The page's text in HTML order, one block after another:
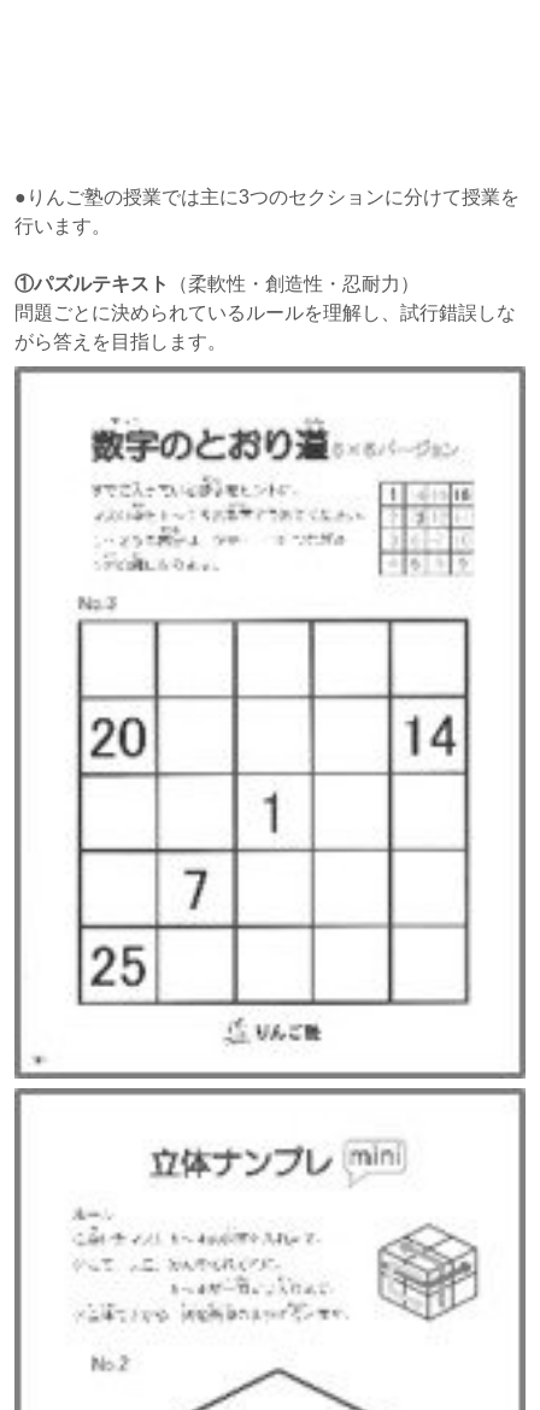
●りんご塾の授業では主に3つのセクションに分けて授業を
行います。
①パズルテキスト
（柔軟性・創造性・忍耐力）
問題ごとに決められているルールを理解し、試行錯誤しな
がら答えを目指します。